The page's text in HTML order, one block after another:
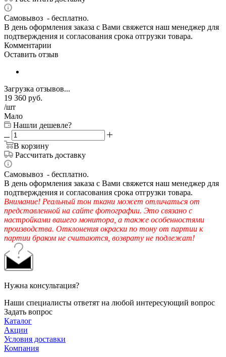
Самовывоз - бесплатно.
В день оформления заказа с Вами свяжется наш менеджер для
подтверждения и согласования срока отгрузки товара.
Комментарии
Оставить отзыв
Загрузка отзывов...
19 360 руб.
/шт
Мало
Нашли дешевле?
В корзину
Рассчитать доставку
Самовывоз - бесплатно.
В день оформления заказа с Вами свяжется наш менеджер для
подтверждения и согласования срока отгрузки товара.
Внимание! Реальный тон ткани может отличаться от
представленной на сайте фотографии. Это связано с
настройками вашего монитора, а также особенностями
производства. Отклонения окраски по тону от партии к
партии браком не считаются, возврату не подлежат!
Нужна консультация?
Наши специалисты ответят на любой интересующий вопрос
Задать вопрос
Каталог
Акции
Условия доставки
Компания